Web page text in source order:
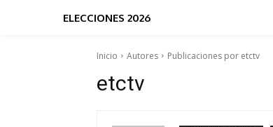
ELECCIONES 2026
Inicio Autores Publicaciones por etctv
etctv